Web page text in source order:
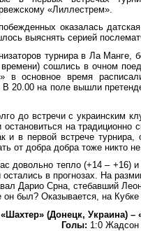
«Лиллестрем».
оказалась
выяснять серией
турнира в Ла Манге,
сошлись в очном
в основное время
20.00 на поле вышли
до встречи с украинским
на традиционно
и в первой встрече
от добра добра тоже никто не
довольно тепло (+14 – +16)
остались в прогнозах. На
Дарио Срна, стебавший
был? Оказывается, на
«Шахтер» (Донецк, Украина) –
Голы: 1:0 Жадсон